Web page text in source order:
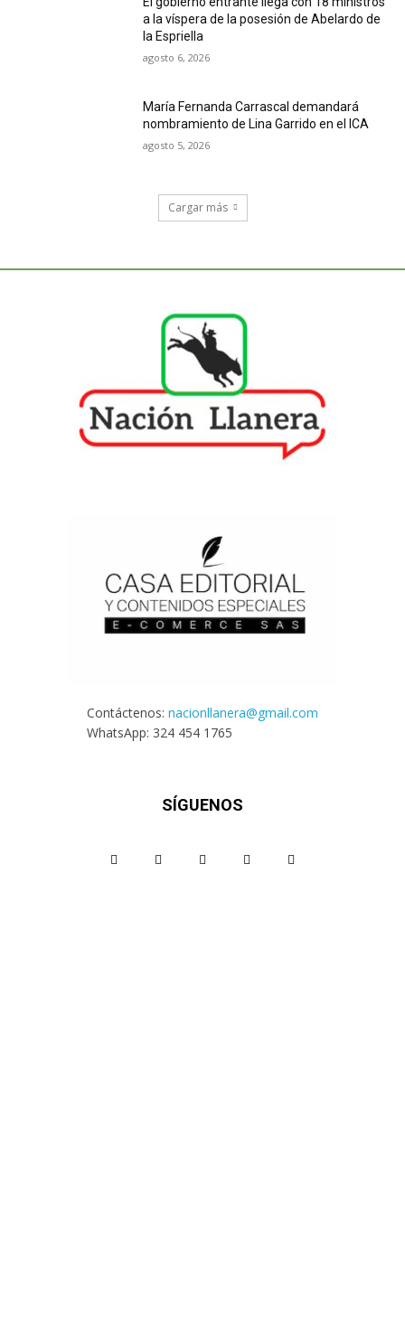
a la víspera de la posesión de Abelardo de
la Espriella
agosto 6, 2026
María Fernanda Carrascal demandará
nombramiento de Lina Garrido en el ICA
agosto 5, 2026
Cargar más
Contáctenos: nacionllanera@gmail.com
WhatsApp: 324 454 1765
SÍGUENOS